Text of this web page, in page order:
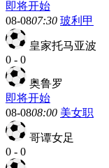
即将开始
08-0807:30 玻利甲
皇家托马亚波
0 - 0
奥鲁罗
即将开始
08-0808:00 美女职
哥谭女足
0 - 0